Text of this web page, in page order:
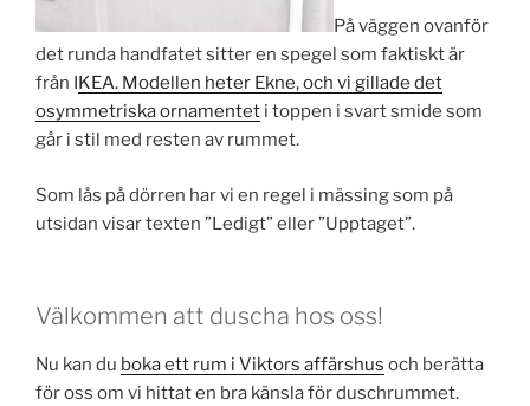
På väggen ovanför
det runda handfatet sitter en spegel som faktiskt är
från I KEA. Modellen heter Ekne, och vi gillade det
osymmetriska ornamentet i toppen i svart smide som
går i stil med resten av rummet.
Som lås på dörren har vi en regel i mässing som på
utsidan visar texten ”Ledigt” eller ”Upptaget”.
Välkommen att duscha hos oss!
Nu kan du boka ett rum i Viktors affärshus och berätta
för oss om vi hittat en bra känsla för duschrummet.